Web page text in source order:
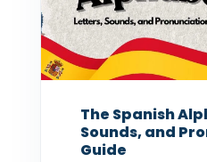
The Spanish
Sounds, and
Guide